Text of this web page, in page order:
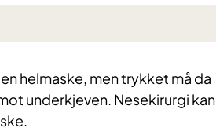
helmaske, men trykket må da
underkjeven. Nesekirurgi kan